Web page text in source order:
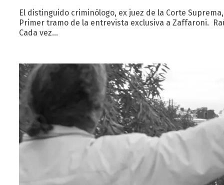
El distinguido criminólogo, ex juez de la Corte
Primer tramo de la entrevista exclusiva a Zaffaroni.
Cada vez…